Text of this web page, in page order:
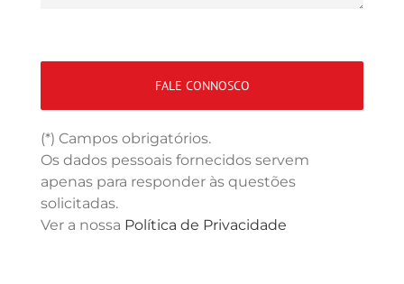
(*) Campos obrigatórios.
Os dados pessoais fornecidos servem
apenas para responder às questões
solicitadas.
Ver a nossa Política de Privacidade